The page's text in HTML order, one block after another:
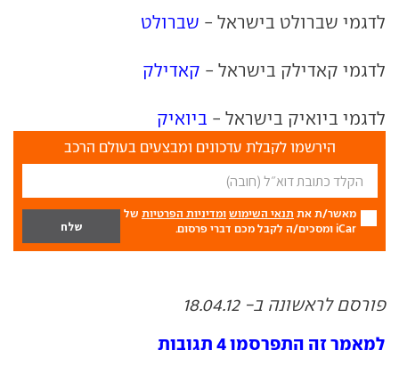
לדגמי שברולט בישראל - שברולט
לדגמי קאדילק בישראל - קאדילק
לדגמי ביואיק בישראל - ביואיק
הירשמו לקבלת עדכונים ומבצעים בעולם הרכב
מאשר/ת את תנאי השימוש ומדיניות הפרטיות של
iCar ומסכים/ה לקבל מכם דברי פרסום.
פורסם לראשונה ב- 18.04.12
למאמר זה התפרסמו 4 תגובות